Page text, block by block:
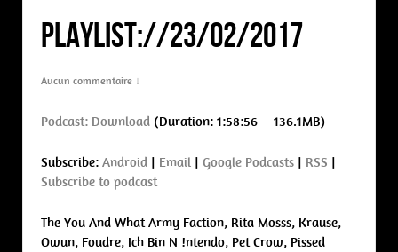
PLAYLIST://23/02/2017
Aucun commentaire ↓
Podcast: Download (Duration: 1:58:56 — 136.1MB)
Subscribe: Android Email Google Podcasts RSS
Subscribe to podcast
The You And What Army Faction, Rita Mosss, Krause,
Owun, Foudre, Ich Bin N !ntendo, Pet Crow, Pissed